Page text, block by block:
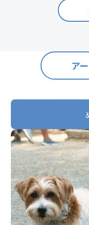
ア